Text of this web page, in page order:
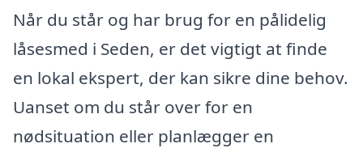
Når du står og har brug for en pålidelig
låsesmed i Seden, er det vigtigt at finde
en lokal ekspert, der kan sikre dine behov.
Uanset om du står over for en
nødsituation eller planlægger en